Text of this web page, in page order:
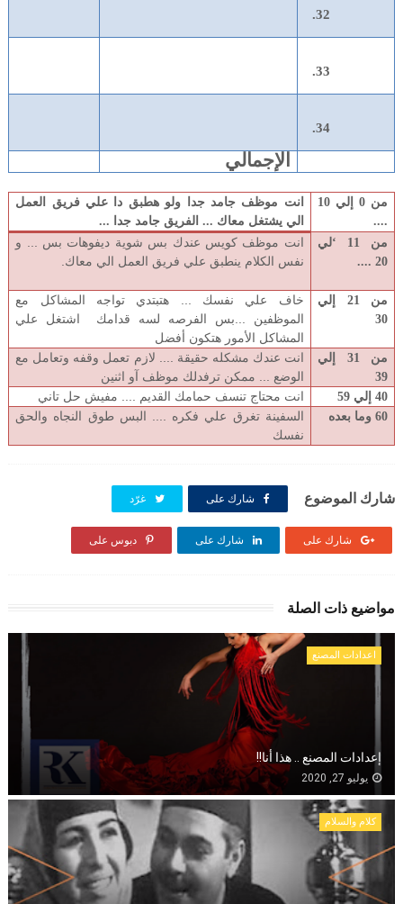
الإجمالي
من 0 إلي 10
....
انت موظف جامد جدا ولو هطبق دا علي فريق العمل
الي يشتغل معاك ... الفريق جامد جدا ...
من 11 ‘لي
20 ....
انت موظف كويس عندك بس شوية ديفوهات بس ... و
نفس الكلام ينطبق علي فريق العمل الي معاك.
من 21 إلي
30
خاف علي نفسك ... هتبتدي تواجه المشاكل مع
الموظفين ...بس الفرصه لسه قدامك اشتغل علي
المشاكل الأمور هتكون أفضل
من 31 إلي
39
انت عندك مشكله حقيقة .... لازم تعمل وقفه وتعامل مع
الوضع ... ممكن ترفدلك موظف آو اثنين
40 إلي 59 انت محتاج تنسف حمامك القديم .... مفيش حل تاني
60 وما بعده
السفينة تغرق علي فكره .... البس طوق النجاه والحق
نفسك
شارك الموضوع شارك على غرّد
شارك على شارك على دبوس على
مواضيع ذات الصلة
اعدادات المصنع
إعدادات المصنع .. هذا أنا!!
يوليو 27, 2020
كلام والسلام